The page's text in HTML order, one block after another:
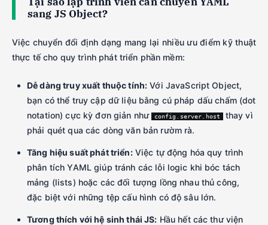
sang JS Object?
Việc chuyển đổi định dạng mang lại nhiều ưu điểm kỹ thuật
thực tế cho quy trình phát triển phần mềm:
Dễ dàng truy xuất thuộc tính: Với JavaScript Object,
bạn có thể truy cập dữ liệu bằng cú pháp dấu chấm (dot
notation) cực kỳ đơn giản như config.server.host thay vì
phải quét qua các dòng văn bản rườm rà.
Tăng hiệu suất phát triển:Việc tự động hóa quy trình
phân tích YAML giúp tránh các lỗi logic khi bóc tách
mảng (lists) hoặc các đối tượng lồng nhau thủ công,
đặc biệt với những tệp cấu hình có độ sâu lớn.
Tương thích với hệ sinh thái JS: Hầu hết các thư viện